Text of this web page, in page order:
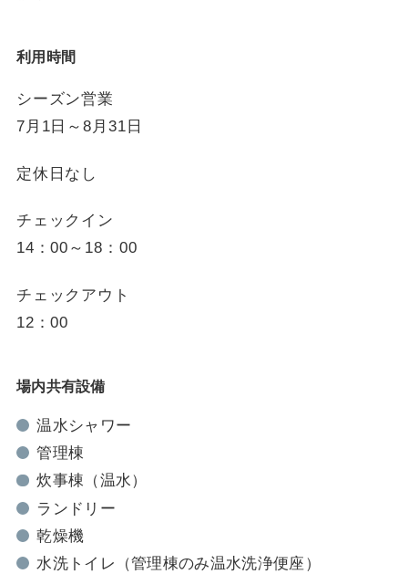
利用時間
シーズン営業
7月1日～8月31日
定休日なし
チェックイン
14：00～18：00
チェックアウト
12：00
場内共有設備
温水シャワー
管理棟
炊事棟（温水）
ランドリー
乾燥機
水洗トイレ（管理棟のみ温水洗浄便座）